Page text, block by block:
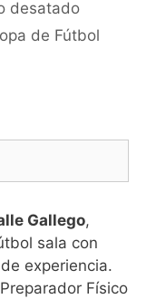
desatado
de Fútbol
Gallego,
sala con
experiencia.
Físico